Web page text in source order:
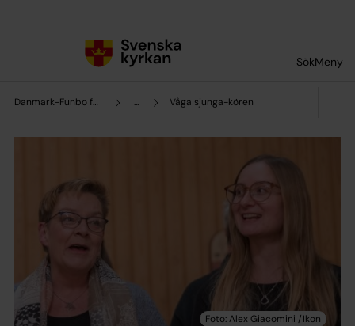
SökMeny
Danmark-Funbo församling ... Våga sjunga-kören